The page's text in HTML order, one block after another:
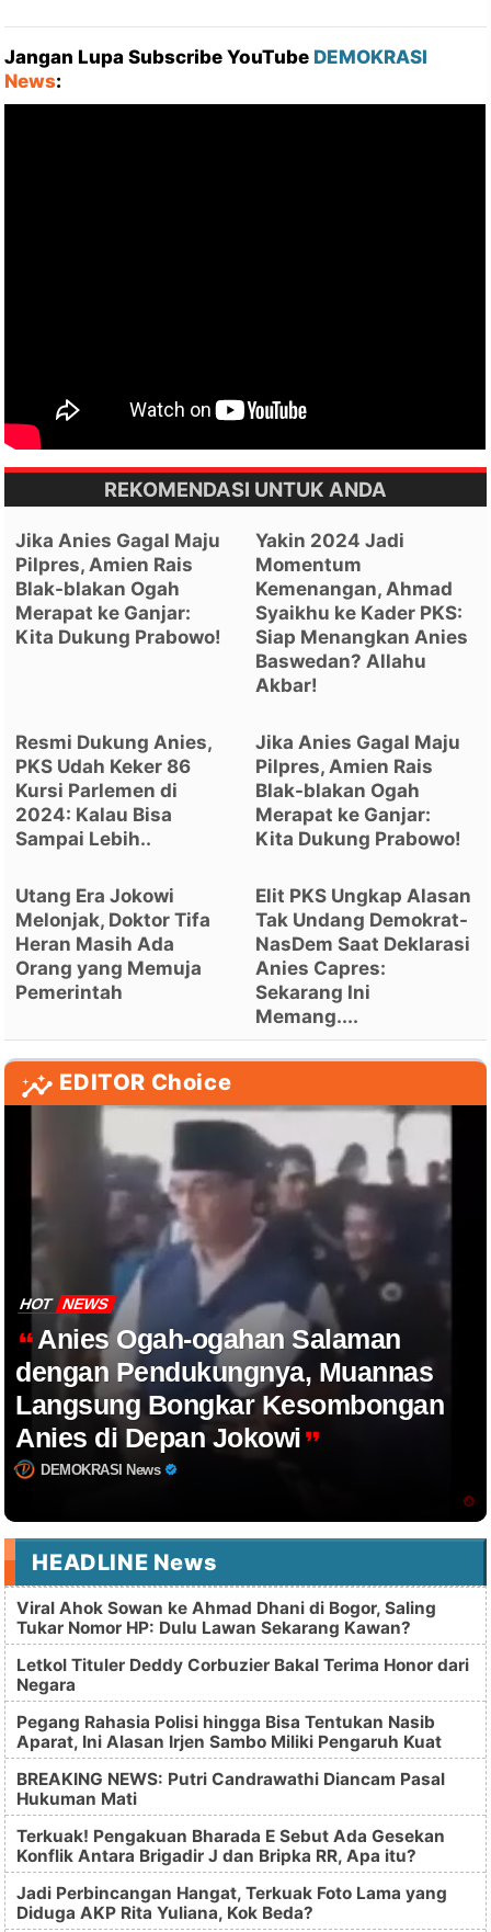
Jangan Lupa Subscribe YouTube DEMOKRASI
News:
REKOMENDASI UNTUK ANDA
Jika Anies Gagal Maju
Pilpres, Amien Rais
Blak-blakan Ogah
Merapat ke Ganjar:
Kita Dukung Prabowo!
Yakin 2024 Jadi
Momentum
Kemenangan, Ahmad
Syaikhu ke Kader PKS:
Siap Menangkan Anies
Baswedan? Allahu
Akbar!
Resmi Dukung Anies,
PKS Udah Keker 86
Kursi Parlemen di
2024: Kalau Bisa
Sampai Lebih..
Jika Anies Gagal Maju
Pilpres, Amien Rais
Blak-blakan Ogah
Merapat ke Ganjar:
Kita Dukung Prabowo!
Utang Era Jokowi
Melonjak, Doktor Tifa
Heran Masih Ada
Orang yang Memuja
Pemerintah
Elit PKS Ungkap Alasan
Tak Undang Demokrat-
NasDem Saat Deklarasi
Anies Capres:
Sekarang Ini
Memang....
EDITOR Choice
HOT NEWS
Anies Ogah-ogahan Salaman
dengan Pendukungnya, Muannas
Langsung Bongkar Kesombongan
Anies di Depan Jokowi
DEMOKRASI News
HEADLINE News
Viral Ahok Sowan ke Ahmad Dhani di Bogor, Saling
Tukar Nomor HP: Dulu Lawan Sekarang Kawan?
Letkol Tituler Deddy Corbuzier Bakal Terima Honor dari
Negara
Pegang Rahasia Polisi hingga Bisa Tentukan Nasib
Aparat, Ini Alasan Irjen Sambo Miliki Pengaruh Kuat
BREAKING NEWS: Putri Candrawathi Diancam Pasal
Hukuman Mati
Terkuak! Pengakuan Bharada E Sebut Ada Gesekan
Konflik Antara Brigadir J dan Bripka RR, Apa itu?
Jadi Perbincangan Hangat, Terkuak Foto Lama yang
Diduga AKP Rita Yuliana, Kok Beda?